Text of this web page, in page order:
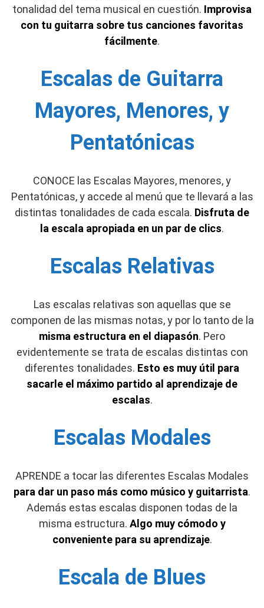
tonalidad del tema musical en cuestión. Improvisa
con tu guitarra sobre tus canciones favoritas
fácilmente.
Escalas de Guitarra
Mayores, Menores, y
Pentatónicas
CONOCE las Escalas Mayores, menores, y
Pentatónicas, y accede al menú que te llevará a las
distintas tonalidades de cada escala. Disfruta de
la escala apropiada en un par de clics.
Escalas Relativas
Las escalas relativas son aquellas que se
componen de las mismas notas, y por lo tanto de la
misma estructura en el diapasón. Pero
evidentemente se trata de escalas distintas con
diferentes tonalidades. Esto es muy útil para
sacarle el máximo partido al aprendizaje de
escalas.
Escalas Modales
APRENDE a tocar las diferentes Escalas Modales
para dar un paso más como músico y guitarrista.
Además estas escalas disponen todas de la
misma estructura. Algo muy cómodo y
conveniente para su aprendizaje.
Escala de Blues